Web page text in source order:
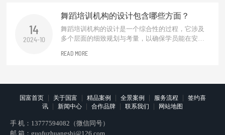
可设置圆桌或吧台式座椅，促进学员之间...
14
2024-10
舞蹈培训机构的设计包含哪些方面？
舞蹈培训机构的设计是一个综合性的过程，它涉及
多个层面的细致规划与考量，以确保学员能在安
下是该设计过程涵盖的主要方面：空间规划与布
前台接待区等。教学区域应宽敞明亮，便于教...
READ MORE
国富首页| 关于国富 精品案例 全景案例 服务流程
签约喜
讯
新闻中心 合作品牌 联系我们 网站地图
手 机： 13777594082（微信同号）
邮 箱： guofuzhuangshi@126.com